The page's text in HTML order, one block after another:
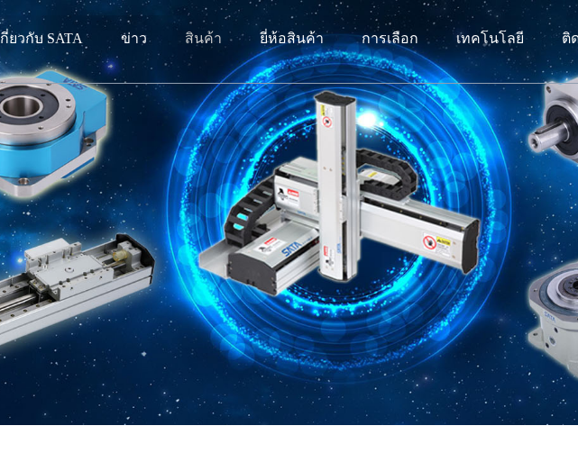
กี่ยวกับ SATA ข่าว สินค้า ยี่ห้อสินค้า การเลือก เทคโนโลยี ติ